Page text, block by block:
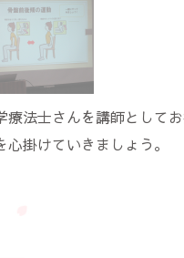
法士さんを講師として
掛けていきましょう。